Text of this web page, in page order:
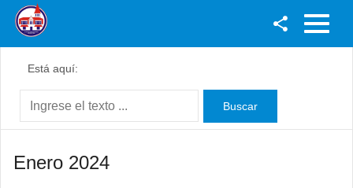
Está aquí:
Enero 2024